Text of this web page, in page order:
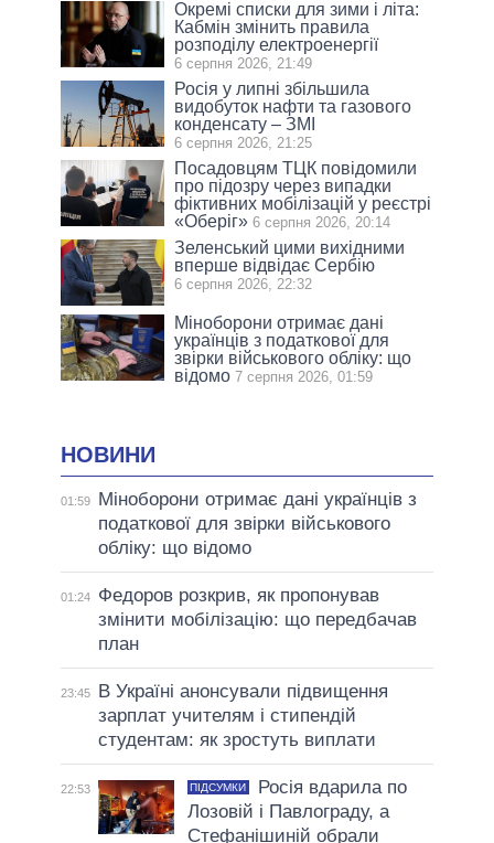
Окремі списки для зими і літа:
Кабмін змінить правила
розподілу електроенергії
6 серпня 2026, 21:49
Росія у липні збільшила
видобуток нафти та газового
конденсату – ЗМІ
6 серпня 2026, 21:25
Посадовцям ТЦК повідомили
про підозру через випадки
фіктивних мобілізацій у реєстрі
«Оберіг» 6 серпня 2026, 20:14
Зеленський цими вихідними
вперше відвідає Сербію
6 серпня 2026, 22:32
Міноборони отримає дані
українців з податкової для
звірки військового обліку: що
відомо 7 серпня 2026, 01:59
НОВИНИ
01:59
Міноборони отримає дані українців з
податкової для звірки військового
обліку: що відомо
01:24
Федоров розкрив, як пропонував
змінити мобілізацію: що передбачав
план
23:45
В Україні анонсували підвищення
зарплат учителям і стипендій
студентам: як зростуть виплати
22:53 ПІДСУМКИ
Росія вдарила по
Лозовій і Павлограду, а
Стефанішиній обрали